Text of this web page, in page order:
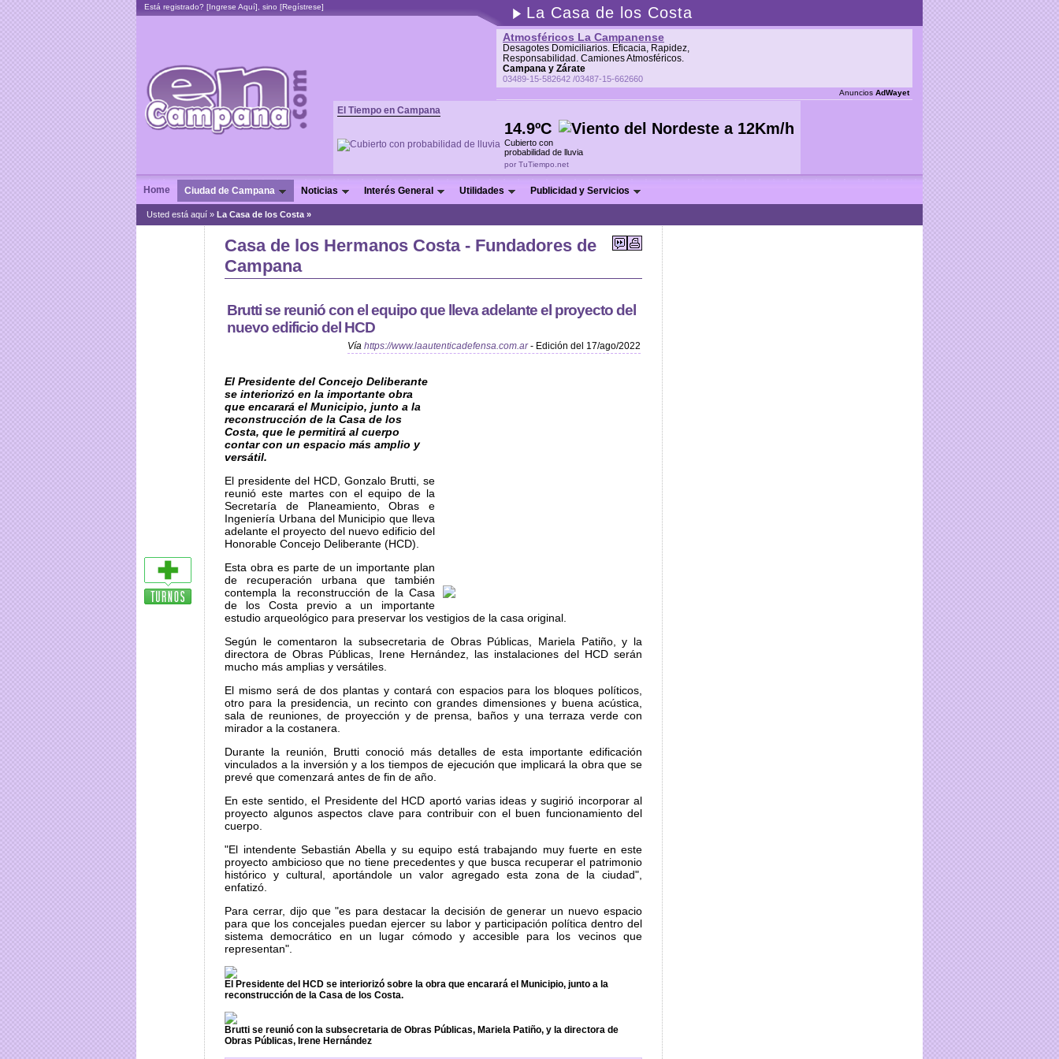
Está registrado? [Ingrese Aquí], sino [Regístrese] La Casa de los Costa
Atmosféricos La Campanense
Desagotes Domiciliarios. Eficacia, Rapidez,
Responsabilidad. Camiones Atmosféricos.
Campana y Zárate
03489-15-582642 /03487-15-662660
Anuncios AdWayet
El Tiempo en Campana
14.9ºC
Cubierto con
probabilidad de lluvia
por TuTiempo.net
Home Ciudad de Campana Noticias Interés General Utilidades Publicidad y Servicios
Usted está aquí » La Casa de los Costa »
Casa de los Hermanos Costa - Fundadores de
Campana
Brutti se reunió con el equipo que lleva adelante el proyecto del
nuevo edificio del HCD
Vía https://www.laautenticadefensa.com.ar- Edición del 17/ago/2022
El Presidente del Concejo Deliberante
se interiorizó en la importante obra
que encarará el Municipio, junto a la
reconstrucción de la Casa de los
Costa, que le permitirá al cuerpo
contar con un espacio más amplio y
versátil.
El presidente del HCD, Gonzalo Brutti, se
reunió este martes con el equipo de la
Secretaría de Planeamiento, Obras e
Ingeniería Urbana del Municipio que lleva
adelante el proyecto del nuevo edificio del
Honorable Concejo Deliberante (HCD).
Esta obra es parte de un importante plan
de recuperación urbana que también
contempla la reconstrucción de la Casa
de los Costa previo a un importante
estudio arqueológico para preservar los vestigios de la casa original.
Según le comentaron la subsecretaria de Obras Públicas, Mariela Patiño, y la
directora de Obras Públicas, Irene Hernández, las instalaciones del HCD serán
mucho más amplias y versátiles.
El mismo será de dos plantas y contará con espacios para los bloques políticos,
otro para la presidencia, un recinto con grandes dimensiones y buena acústica,
sala de reuniones, de proyección y de prensa, baños y una terraza verde con
mirador a la costanera.
Durante la reunión, Brutti conoció más detalles de esta importante edificación
vinculados a la inversión y a los tiempos de ejecución que implicará la obra que se
prevé que comenzará antes de fin de año.
En este sentido, el Presidente del HCD aportó varias ideas y sugirió incorporar al
proyecto algunos aspectos clave para contribuir con el buen funcionamiento del
cuerpo.
"El intendente Sebastián Abella y su equipo está trabajando muy fuerte en este
proyecto ambicioso que no tiene precedentes y que busca recuperar el patrimonio
histórico y cultural, aportándole un valor agregado esta zona de la ciudad",
enfatizó.
Para cerrar, dijo que "es para destacar la decisión de generar un nuevo espacio
para que los concejales puedan ejercer su labor y participación política dentro del
sistema democrático en un lugar cómodo y accesible para los vecinos que
representan".
El Presidente del HCD se interiorizó sobre la obra que encarará el Municipio, junto a la
reconstrucción de la Casa de los Costa.
Brutti se reunió con la subsecretaria de Obras Públicas, Mariela Patiño, y la directora de
Obras Públicas, Irene Hernández